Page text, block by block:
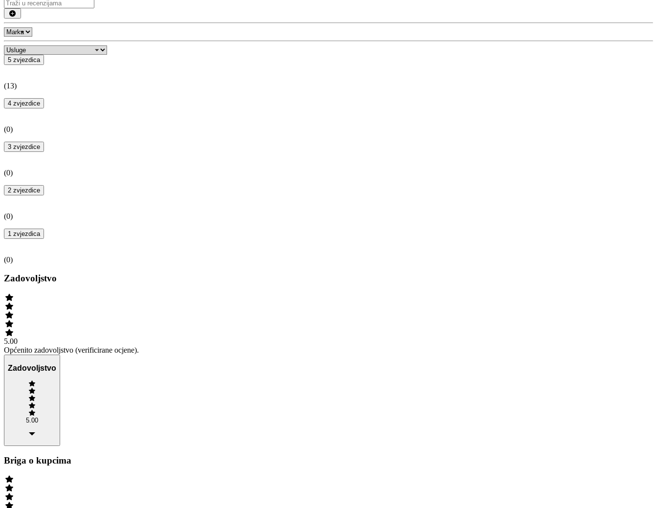
5 zvjezdica
(13)
4 zvjezdice
(0)
3 zvjezdice
(0)
2 zvjezdice
(0)
1 zvjezdica
(0)
Zadovoljstvo
5.00
Općenito zadovoljstvo (verificirane ocjene).
Zadovoljstvo
5.00
Briga o kupcima